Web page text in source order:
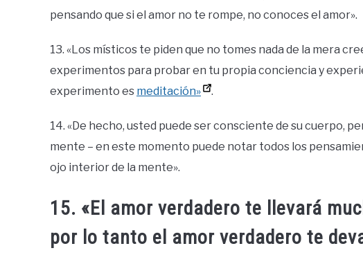
pensando que si el amor no te rompe, no conoces el amor».
13. «Los místicos te piden que no tomes nada de la mera
experimentos para probar en tu propia conciencia y
experimento es meditación» .
14. «De hecho, usted puede ser consciente de su cuerpo,
mente – en este momento puede notar todos los
ojo interior de la mente».
15. «El amor verdadero te llevará
por lo tanto el amor verdadero te